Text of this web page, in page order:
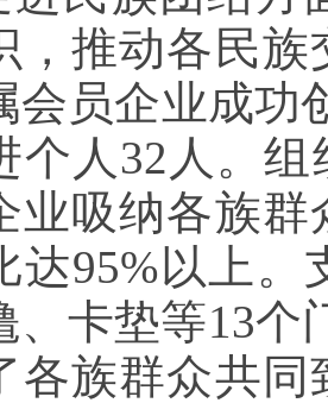
，推动各民
会员企业成功
个人32人。
业吸纳各族
达95%以上
、卡垫等13个
各族群众共